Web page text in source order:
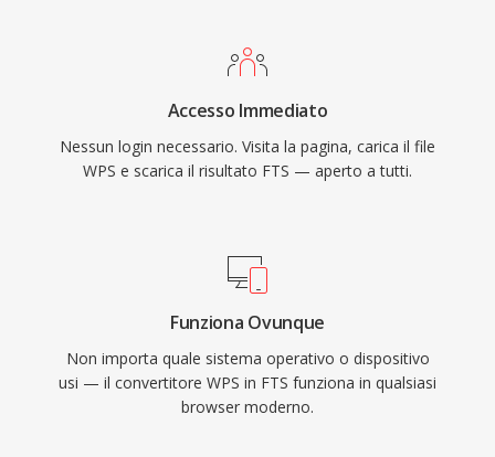
Accesso Immediato
Nessun login necessario. Visita la pagina, carica il file
WPS e scarica il risultato FTS — aperto a tutti.
Funziona Ovunque
Non importa quale sistema operativo o dispositivo
usi — il convertitore WPS in FTS funziona in qualsiasi
browser moderno.